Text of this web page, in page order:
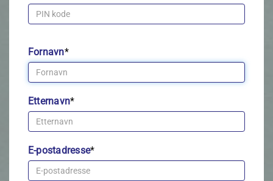
Fornavn*
Etternavn*
E-postadresse*